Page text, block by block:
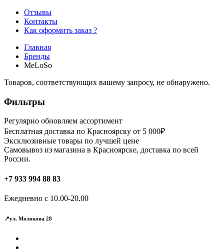
Отзывы
Контакты
Как оформить заказ ?
Главная
Бренды
MeLoSo
Товаров, соответствующих вашему запросу, не обнаружено.
Фильтры
Регулярно обновляем ассортимент
Бесплатная доставка по Красноярску от 5 000₽
Эксклюзивные товары по лучшей цене
Самовывоз из магазина в Красноярске, доставка по всей
России.
+7 933 994 88 83
Ежедневно с 10.00-20.00
📍ул. Молокова 28